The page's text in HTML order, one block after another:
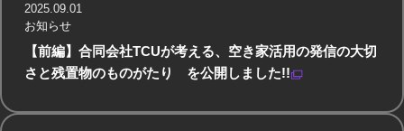
【前編】合同会社TCUが考える、空き家活用の発信の大切
さと残置物のものがたり を公開しました!!
2025.09.01
お知らせ